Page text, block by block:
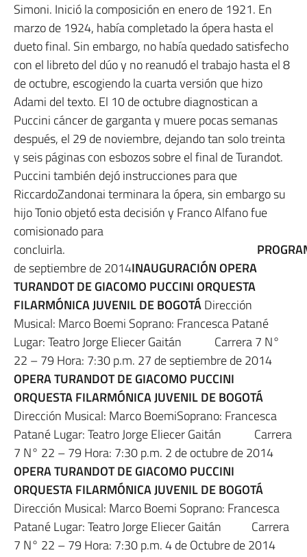
Simoni. Inició la composición en enero de 1921. En
marzo de 1924, había completado la ópera hasta el
dueto final. Sin embargo, no había quedado satisfecho
con el libreto del dúo y no reanudó el trabajo hasta el 8
de octubre, escogiendo la cuarta versión que hizo
Adami del texto. El 10 de octubre diagnostican a
Puccini cáncer de garganta y muere pocas semanas
después, el 29 de noviembre, dejando tan solo treinta
y seis páginas con esbozos sobre el final de Turandot.
Puccini también dejó instrucciones para que
RiccardoZandonai terminara la ópera, sin embargo su
hijo Tonio objetó esta decisión y Franco Alfano fue
comisionado para
concluirla.
de septiembre de 2014INAUGURACIÓN OPERA
TURANDOT DE GIACOMO PUCCINI ORQUESTA
FILARMÓNICA JUVENIL DE BOGOTÁDirección
Musical: Marco Boemi Soprano: Francesca Patané
Lugar: Teatro Jorge Eliecer Gaitán Carrera 7 N°
22 – 79 Hora: 7:30 p.m. 27 de septiembre de 2014
OPERA TURANDOT DE GIACOMO PUCCINI
ORQUESTA FILARMÓNICA JUVENIL DE BOGOTÁ
Dirección Musical: Marco BoemiSoprano: Francesca
Patané Lugar: Teatro Jorge Eliecer Gaitán Carrera
7 N° 22 – 79 Hora: 7:30 p.m. 2 de octubre de 2014
OPERA TURANDOT DE GIACOMO PUCCINI
ORQUESTA FILARMÓNICA JUVENIL DE BOGOTÁ
Dirección Musical: Marco Boemi Soprano: Francesca
Patané Lugar: Teatro Jorge Eliecer Gaitán Carrera
7 N° 22 – 79 Hora: 7:30 p.m. 4 de Octubre de 2014